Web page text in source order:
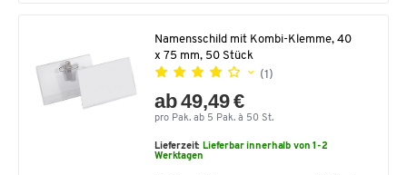
Namensschild mit Kombi-Klemme, 40
x 75 mm, 50 Stück
(1)
ab 49,49 €
pro Pak. ab 5 Pak. à 50 St.
Lieferzeit: Lieferbar innerhalb von 1-2
Werktagen